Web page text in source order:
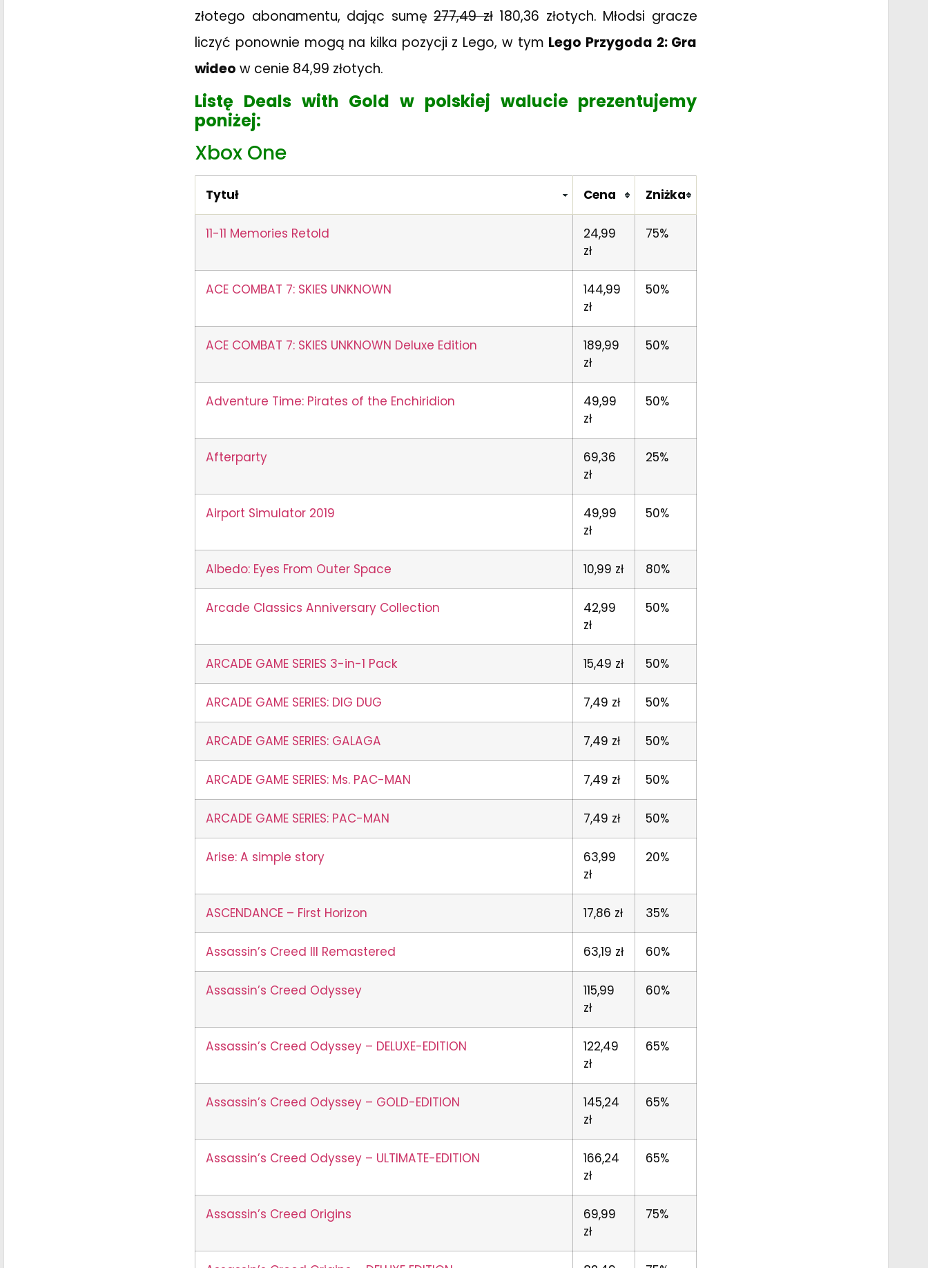
złotego abonamentu, dając sumę277,49 zł 180,36 złotych. Młodsi gracze
liczyć ponownie mogą na kilka pozycji z Lego, w tym Lego Przygoda 2: Gra
wideo w cenie 84,99 złotych.
Listę Deals with Gold w polskiej walucie prezentujemy
poniżej:
Xbox One
Tytuł Cena Zniżka
11-11 Memories Retold
24,99
zł
75%
ACE COMBAT 7: SKIES UNKNOWN
144,99
zł
50%
ACE COMBAT 7: SKIES UNKNOWN Deluxe Edition
189,99
zł
50%
Adventure Time: Pirates of the Enchiridion
49,99
zł
50%
Afterparty
69,36
zł
25%
Airport Simulator 2019
49,99
zł
50%
Albedo: Eyes From Outer Space 10,99 zł 80%
Arcade Classics Anniversary Collection
42,99
zł
50%
ARCADE GAME SERIES 3-in-1 Pack 15,49 zł 50%
ARCADE GAME SERIES: DIG DUG 7,49 zł 50%
ARCADE GAME SERIES: GALAGA 7,49 zł 50%
ARCADE GAME SERIES: Ms. PAC-MAN 7,49 zł 50%
ARCADE GAME SERIES: PAC-MAN 7,49 zł 50%
Arise: A simple story
63,99
zł
20%
ASCENDANCE – First Horizon 17,86 zł 35%
Assassin’s Creed III Remastered 63,19 zł 60%
Assassin’s Creed Odyssey
115,99
zł
60%
Assassin’s Creed Odyssey – DELUXE-EDITION
122,49
zł
65%
Assassin’s Creed Odyssey – GOLD-EDITION
145,24
zł
65%
Assassin’s Creed Odyssey – ULTIMATE-EDITION
166,24
zł
65%
Assassin’s Creed Origins
69,99
zł
75%